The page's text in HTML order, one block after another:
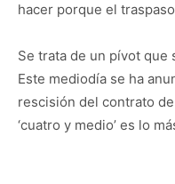
hacer porque el
Se trata de un pívot que
Este mediodía se ha
rescisión del contrato
‘cuatro y medio’ es lo